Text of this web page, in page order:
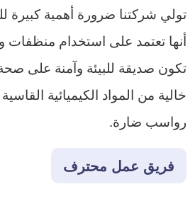
تولي شركتنا ضرورة أهمية كبيرة
أنها تعتمد على استخدام
تكون صديقة للبيئة وآمنة على صحة
خالية من المواد الكيميائية
رواسب ضارة.
فريق عمل محترف